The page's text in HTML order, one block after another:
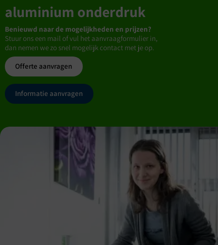
aluminium onderdruk
Benieuwd naar de mogelijkheden en prijzen?
Stuur ons een mail of vul het aanvraagformulier in,
dan nemen we zo snel mogelijk contact met je op.
Offerte aanvragen
Informatie aanvragen